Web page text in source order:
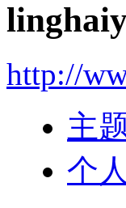
http://
主
个